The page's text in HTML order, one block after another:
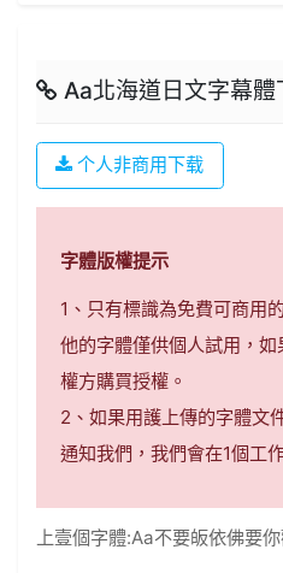
Aa北海道日文字幕體
个人非商用下载
字體版權提示
1、只有標識為免費可商用
他的字體僅供個人試用，
權方購買授權。
2、如果用護上傳的字體文
通知我們，我們會在1個工
上壹個字體:Aa不要皈依佛要